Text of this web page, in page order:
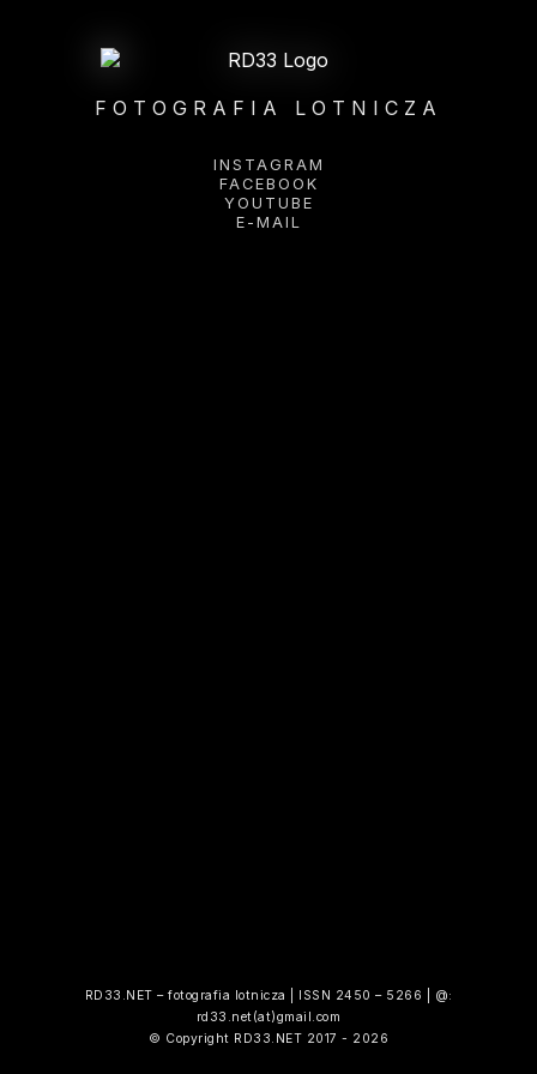
FOTOGRAFIA LOTNICZA
INSTAGRAM
FACEBOOK
YOUTUBE
E-MAIL
RD33.NET – fotografia lotnicza | ISSN 2450 – 5266 | @:
rd33.net(at)gmail.com
© Copyright RD33.NET 2017 - 2026